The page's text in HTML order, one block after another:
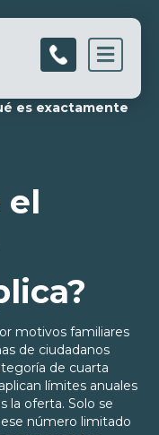
es exactamente
el
motivos familiares
de ciudadanos
de cuarta
límites anuales
la oferta. Solo se
número limitado